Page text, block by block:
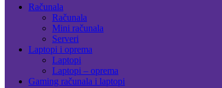
Računala
Računala
Mini računala
Serveri
Laptopi i oprema
Laptopi
Laptopi – oprema
Gaming računala i laptopi